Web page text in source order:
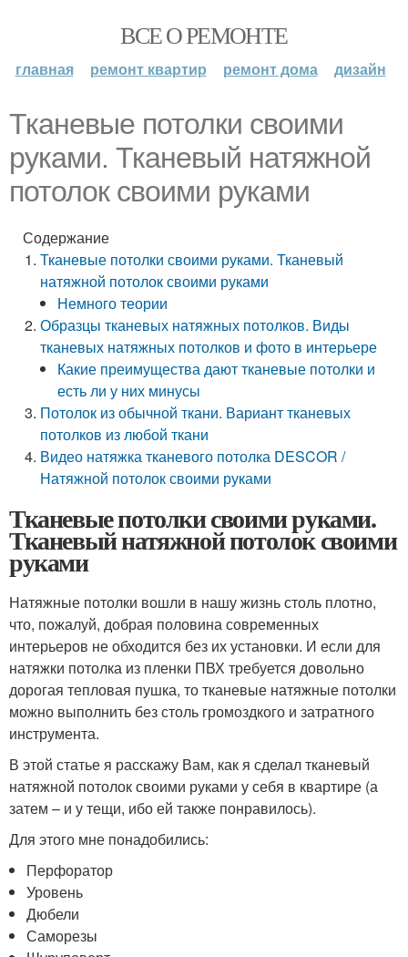
ВСЕ О РЕМОНТЕ
главная ремонт квартир ремонт дома дизайн
Тканевые потолки своими
руками. Тканевый натяжной
потолок своими руками
Содержание
Тканевые потолки своими руками. Тканевый
натяжной потолок своими руками
Немного теории
Образцы тканевых натяжных потолков. Виды
тканевых натяжных потолков и фото в интерьере
Какие преимущества дают тканевые потолки и
есть ли у них минусы
Потолок из обычной ткани. Вариант тканевых
потолков из любой ткани
Видео натяжка тканевого потолка DESCOR /
Натяжной потолок своими руками
Тканевые потолки своими руками.
Тканевый натяжной потолок своими
руками
Натяжные потолки вошли в нашу жизнь столь плотно,
что, пожалуй, добрая половина современных
интерьеров не обходится без их установки. И если для
натяжки потолка из пленки ПВХ требуется довольно
дорогая тепловая пушка, то тканевые натяжные потолки
можно выполнить без столь громоздкого и затратного
инструмента.
В этой статье я расскажу Вам, как я сделал тканевый
натяжной потолок своими руками у себя в квартире (а
затем – и у тещи, ибо ей также понравилось).
Для этого мне понадобились:
Перфоратор
Уровень
Дюбели
Саморезы